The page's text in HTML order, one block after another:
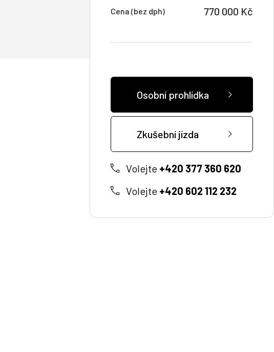
Cena (bez dph) 770 000 Kč
Osobní prohlídka
Zkušební jízda
Volejte +420 377 360 620
Volejte +420 602 112 232